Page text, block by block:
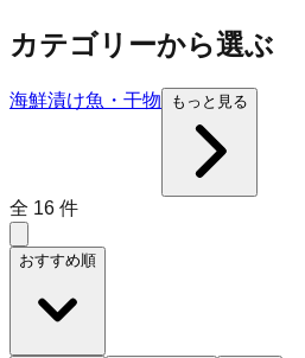
カテゴリーから選ぶ
海鮮漬け魚・干物 もっと見る
全 16 件
おすすめ順